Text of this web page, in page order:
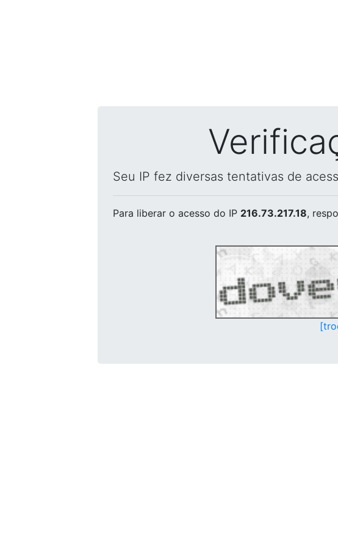
Seu IP fez diversas tentativas de
Para liberar o acesso do IP 216.73.217.18,